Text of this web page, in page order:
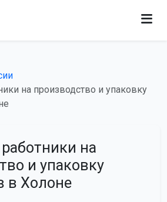
на производство и упаковку
на
и упаковку
в Холоне